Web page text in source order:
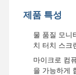
제품 특성
물 품질 모니
치 터치 스크
마이크로 컴
을 가능하게